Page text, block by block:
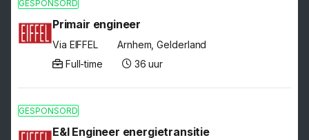
GESPONSORD
Primair engineer
Via EIFFEL
Arnhem, Gelderland
Full-time
36 uur
GESPONSORD
E&I Engineer energietransitie